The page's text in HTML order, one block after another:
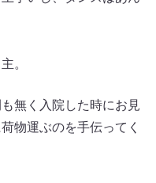
。
無く入院した時にお見
物運ぶのを手伝ってく